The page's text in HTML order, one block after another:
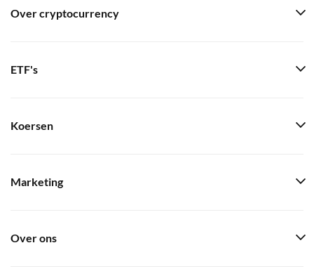
Over cryptocurrency
ETF's
Koersen
Marketing
Over ons